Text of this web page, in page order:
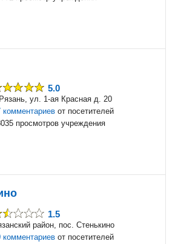
5.0
ул. 1-ая Красная д. 20
комментариев от посетителей
просмотров учреждения
1.5
район, пос. Стенькино
комментариев от посетителей